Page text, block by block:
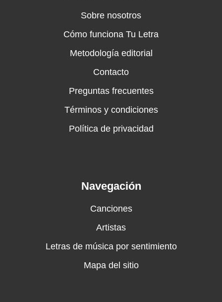
Sobre nosotros
Cómo funciona Tu Letra
Metodología editorial
Contacto
Preguntas frecuentes
Términos y condiciones
Política de privacidad
Navegación
Canciones
Artistas
Letras de música por sentimiento
Mapa del sitio